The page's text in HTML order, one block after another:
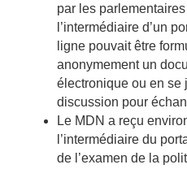
par les
l’intermédiaire d’un
ligne pouvait être
anonymement un
électronique ou en se
discussion pour
Le MDN a reçu
l’intermédiaire du
de l’examen de la